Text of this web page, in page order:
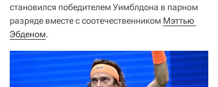
становился победителем Уимблдона в парном
разряде вместе с соотечественником Мэттью
Эбденом.